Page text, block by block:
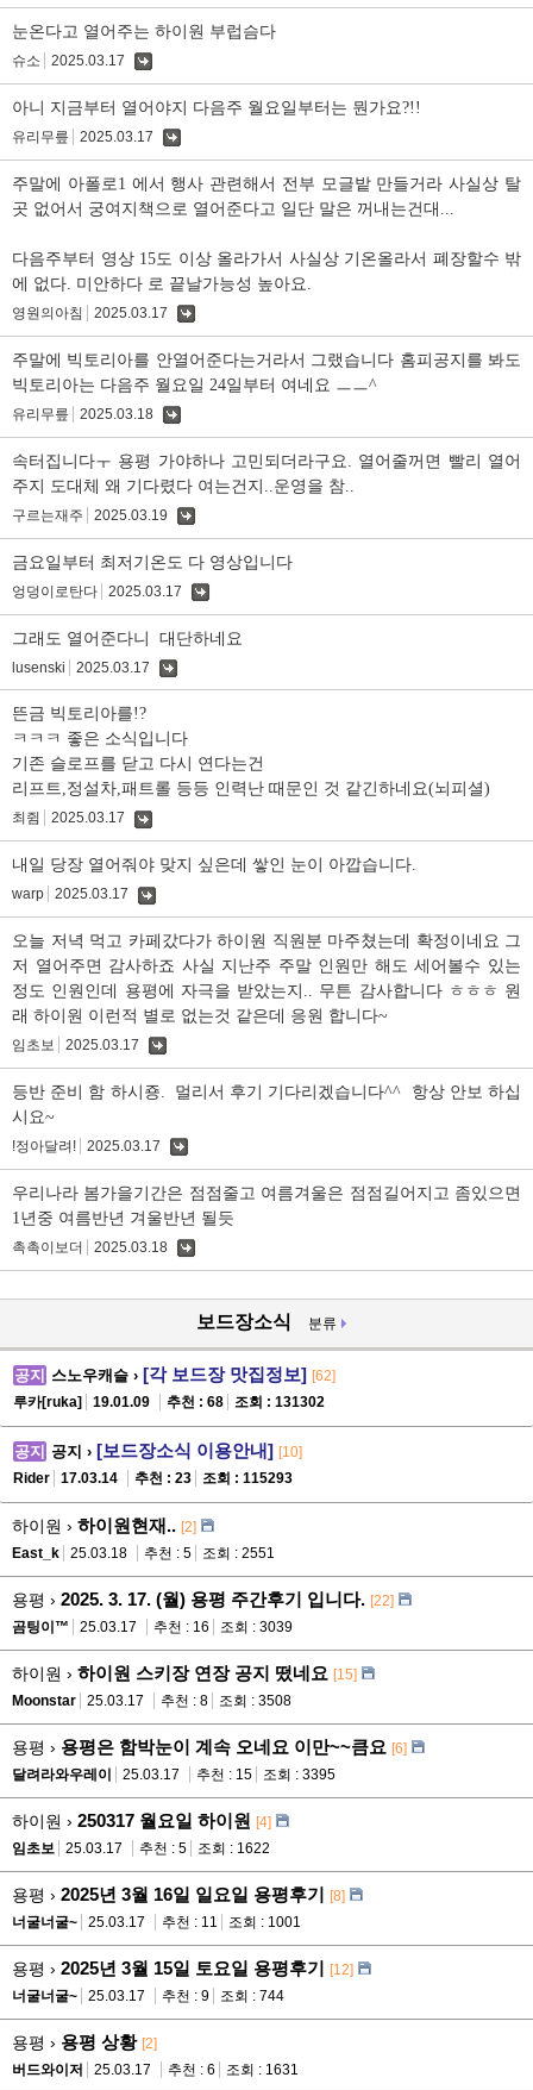
눈온다고 열어주는 하이원 부럽슴다
슈소 2025.03.17
아니 지금부터 열어야지 다음주 월요일부터는 뭔가요?!!
유리무릎 2025.03.17
주말에 아폴로1 에서 행사 관련해서 전부 모글밭 만들거라 사실상 탈
곳 없어서 궁여지책으로 열어준다고 일단 말은 꺼내는건대...
다음주부터 영상 15도 이상 올라가서 사실상 기온올라서 폐장할수 밖
에 없다. 미안하다 로 끝날가능성 높아요.
영원의아침 2025.03.17
주말에 빅토리아를 안열어준다는거라서 그랬습니다 홈피공지를 봐도
빅토리아는 다음주 월요일 24일부터 여네요 ㅡㅡ^
유리무릎 2025.03.18
속터집니다ㅜ 용평 가야하나 고민되더라구요. 열어줄꺼면 빨리 열어
주지 도대체 왜 기다렸다 여는건지..운영을 참..
구르는재주 2025.03.19
금요일부터 최저기온도 다 영상입니다
엉덩이로탄다 2025.03.17
그래도 열어준다니 대단하네요
lusenski 2025.03.17
뜬금 빅토리아를!?
ㅋㅋㅋ 좋은 소식입니다
기존 슬로프를 닫고 다시 연다는건
리프트,정설차,패트롤 등등 인력난 때문인 것 같긴하네요(뇌피셜)
최쥠 2025.03.17
내일 당장 열어줘야 맞지 싶은데 쌓인 눈이 아깝습니다.
warp 2025.03.17
오늘 저녁 먹고 카페갔다가 하이원 직원분 마주쳤는데 확정이네요 그
저 열어주면 감사하죠 사실 지난주 주말 인원만 해도 세어볼수 있는
정도 인원인데 용평에 자극을 받았는지.. 무튼 감사합니다 ㅎㅎㅎ 원
래 하이원 이런적 별로 없는것 같은데 응원 합니다~
임초보 2025.03.17
등반 준비 함 하시죵. 멀리서 후기 기다리겠습니다^^ 항상 안보 하십
시요~
!정아달려! 2025.03.17
우리나라 봄가을기간은 점점줄고 여름겨울은 점점길어지고 좀있으면
1년중 여름반년 겨울반년 될듯
촉촉이보더 2025.03.18
보드장소식 분류
공지 스노우캐슬 › [각 보드장 맛집정보] [62]
루카[ruka]
19.01.09 추천 : 68 조회 : 131302
공지 공지 › [보드장소식 이용안내] [10]
Rider
17.03.14 추천 : 23 조회 : 115293
하이원 › 하이원현재.. [2]
East_k
25.03.18 추천 : 5 조회 : 2551
용평 › 2025. 3. 17. (월) 용평 주간후기 입니다. [22]
곰팅이™
25.03.17 추천 : 16 조회 : 3039
하이원 › 하이원 스키장 연장 공지 떴네요 [15]
Moonstar
25.03.17 추천 : 8 조회 : 3508
용평 › 용평은 함박눈이 계속 오네요 이만~~큼요 [6]
달려라와우레이
25.03.17 추천 : 15 조회 : 3395
하이원 › 250317 월요일 하이원 [4]
임초보
25.03.17 추천 : 5 조회 : 1622
용평 › 2025년 3월 16일 일요일 용평후기 [8]
너굴너굴~
25.03.17 추천 : 11 조회 : 1001
용평 › 2025년 3월 15일 토요일 용평후기 [12]
너굴너굴~
25.03.17 추천 : 9 조회 : 744
용평 › 용평 상황 [2]
버드와이저
25.03.17 추천 : 6 조회 : 1631